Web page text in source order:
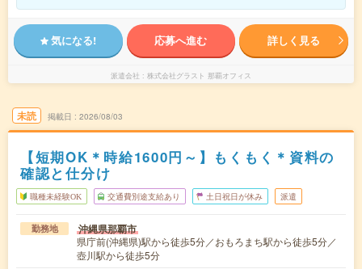
気になる! 応募へ進む 詳しく見る
派遣会社 株式会社グラスト 那覇オフィス
未読 掲載日 2026/08/03
【短期OK＊時給1600円～】もくもく＊資料の
確認と仕分け
職種未経験OK 交通費別途支給あり 土日祝日が休み 派遣
勤務地 沖縄県那覇市
県庁前(沖縄県)駅から徒歩5分／おもろまち駅から徒歩5分／
壺川駅から徒歩5分